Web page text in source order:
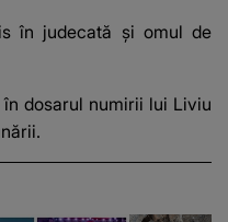
în judecată şi omul de
dosarul numirii lui Liviu